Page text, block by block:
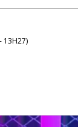
13H27)